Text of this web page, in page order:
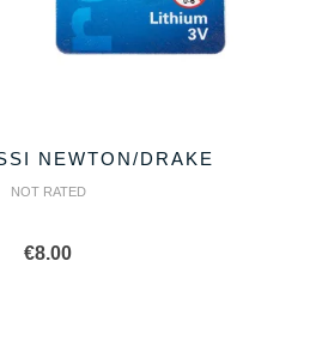
NEWTON/DRAKE
NOT RATED
€8.00